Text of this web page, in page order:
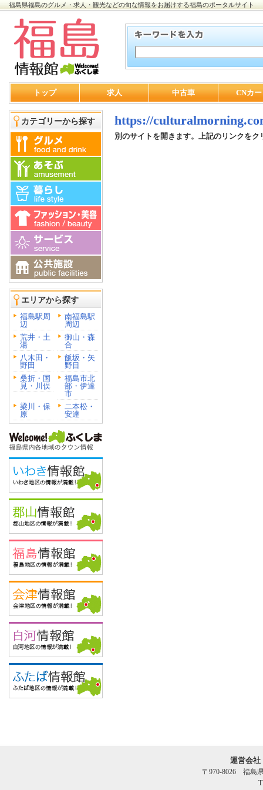
福島県福島のグルメ・求人・観光などの旬な情報をお届けする福島のポータルサイト
トップ 求人 中古車 CNカ
カテゴリーから探す
エリアから探す
福島駅周
辺
南福島駅
周辺
荒井・土
湯
御山・森
合
八木田・
野田
飯坂・矢
野目
桑折・国
見・川俣
福島市北
部・伊達
市
梁川・保
原
二本松・
安達
https://
別のサイトを開きます。上記のリンクをク
運営会
〒970-8026 福島